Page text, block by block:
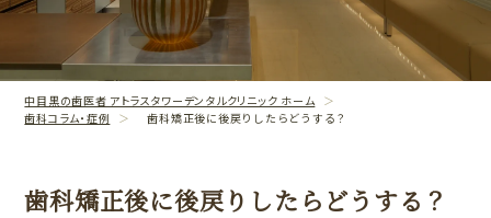
治療案内
TREATMENT CONTENTS
中目黒の歯医者 アトラスタワーデンタルクリニック ホーム
歯科コラム・症例
歯科矯正後に後戻りしたらどうする？
歯科矯正後に後戻りしたらどうする？